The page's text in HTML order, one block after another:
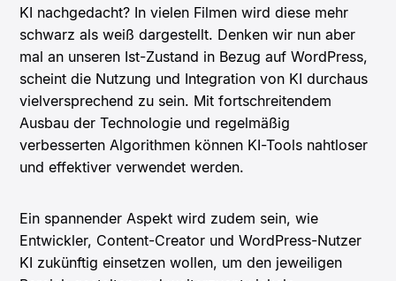
KI nachgedacht? In vielen Filmen wird diese mehr
schwarz als weiß dargestellt. Denken wir nun aber
mal an unseren Ist-Zustand in Bezug auf WordPress,
scheint die Nutzung und Integration von KI durchaus
vielversprechend zu sein. Mit fortschreitendem
Ausbau der Technologie und regelmäßig
verbesserten Algorithmen können KI-Tools nahtloser
und effektiver verwendet werden.
Ein spannender Aspekt wird zudem sein, wie
Entwickler, Content-Creator und WordPress-Nutzer
KI zukünftig einsetzen wollen, um den jeweiligen